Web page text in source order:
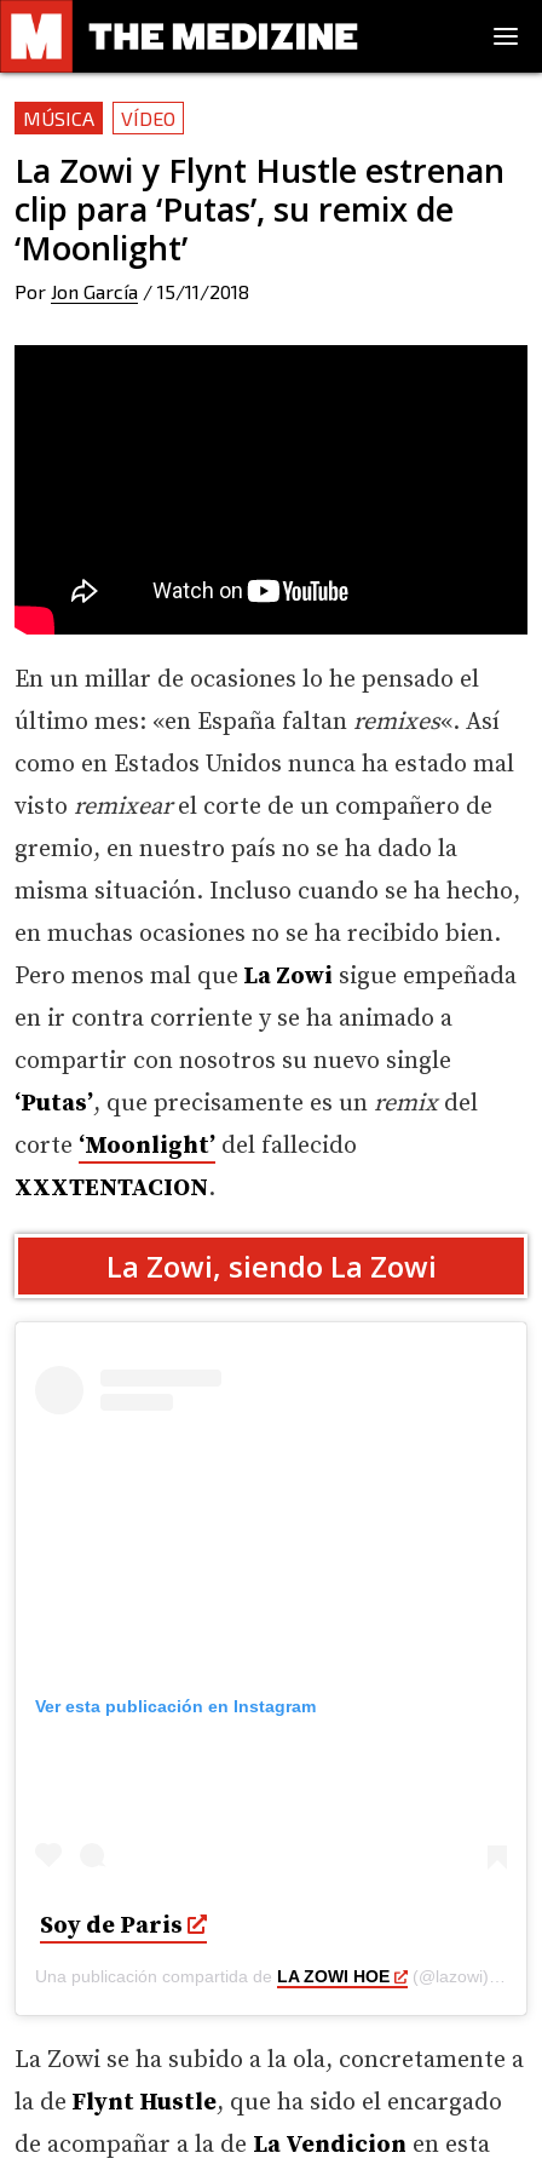
MÚSICA VÍDEO
La Zowi y Flynt Hustle estrenan
clip para ‘Putas’, su remix de
‘Moonlight’
Por Jon García / 15/11/2018
En un millar de ocasiones lo he pensado el
último mes: «en España faltan remixes«. Así
como en Estados Unidos nunca ha estado mal
visto remixearel corte de un compañero de
gremio, en nuestro país no se ha dado la
misma situación. Incluso cuando se ha hecho,
en muchas ocasiones no se ha recibido bien.
Pero menos mal que La Zowi sigue empeñada
en ir contra corriente y se ha animado a
compartir con nosotros su nuevo single
‘Putas’, que precisamente es un remixdel
corte ‘Moonlight’ del fallecido
XXXTENTACION.
La Zowi, siendo La Zowi
Ver esta publicación en Instagram
Soy de Paris
Una publicación compartida de LA ZOWI HOE (@lazowi) el
La Zowi se ha subido a la ola, concretamente a
la de Flynt Hustle, que ha sido el encargado
de acompañar a la de La Vendicion en esta